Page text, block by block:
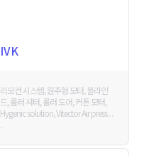
IVK
리모컨 시스템, 원주형 모터, 블라인
드, 롤러 셔터, 롤러 도어, 커튼 모터,
Hygenic solution, Vitector Air press . .
.